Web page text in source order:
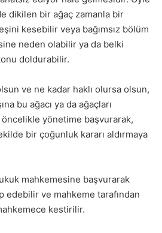
dikilen bir ağaç zamanla bir
kesebilir veya bağımsız bölüm
neden olabilir ya da belki
doldurabilir.
ve ne kadar haklı olursa olsun,
bu ağacı ya da ağaçları
yönetime başvurarak,
bir çoğunluk kararı aldırmaya
mahkemesine başvurarak
edebilir ve mahkeme tarafından
kestirilir.